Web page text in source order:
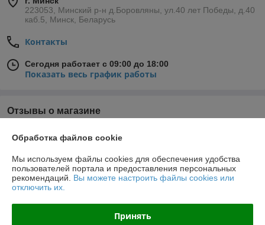
223053, Минский р-н д.Боровляны, ул.40 лет Победы, д.40
каб.5, Минск, Беларусь
Контакты
Сегодня работает с 09:00 до 18:00
Показать весь график работы
Отзывы о магазине
27 отзывов за всё время
03.07.2019
Катюша
Отлично
28.02.2019
Обработка файлов cookie
Мы используем файлы cookies для обеспечения удобства
пользователей портала и предоставления персональных
рекомендаций. Вы можете настроить файлы cookies или
отключить их.
Принять